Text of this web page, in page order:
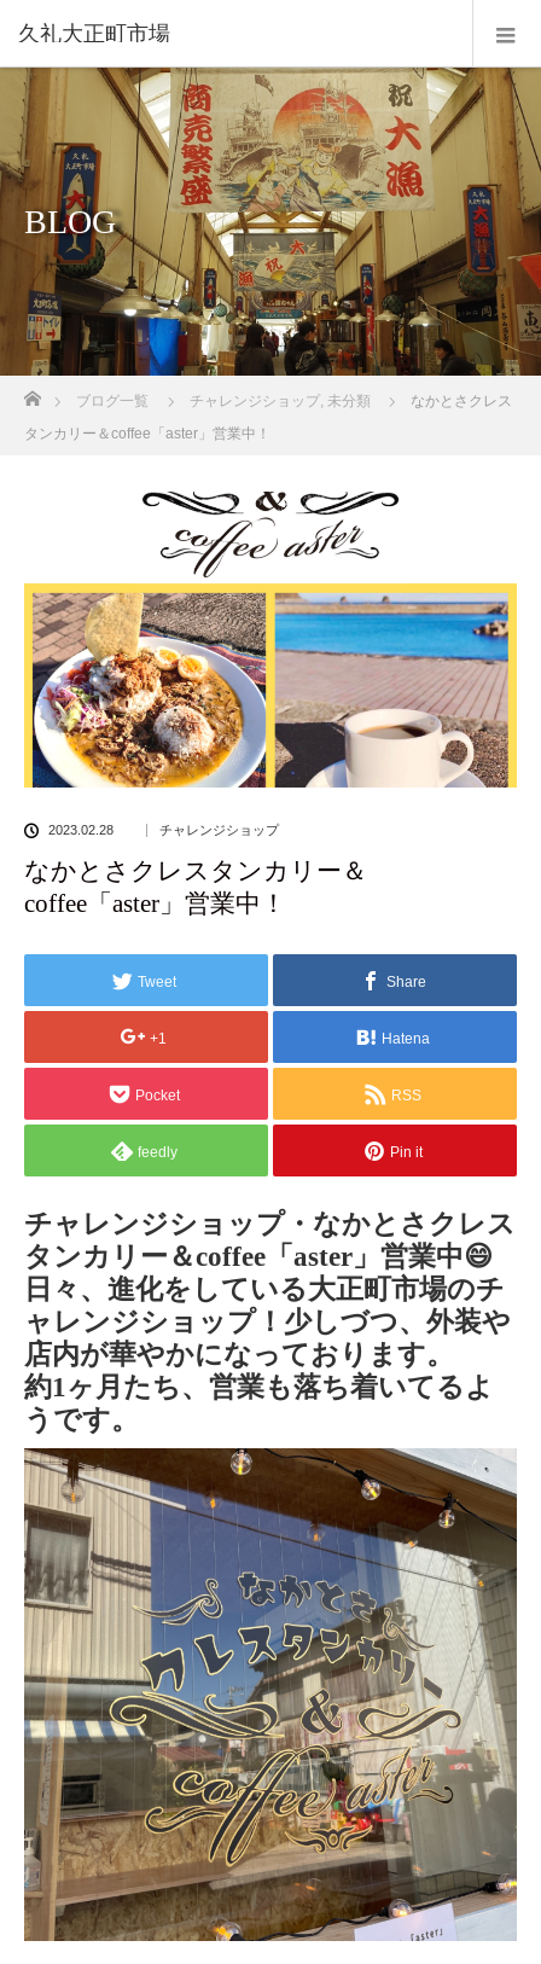
久礼大正町市場
BLOG
ブログ一覧 チャレンジショップ, 未分類
なかとさクレス
タンカリー＆coffee「aster」営業中！
2023.02.28 チャレンジショップ
なかとさクレスタンカリー＆
coffee「aster」営業中！
Tweet Share
+1 Hatena
Pocket RSS
feedly Pin it
チャレンジショップ・なかとさクレス
タンカリー＆coffee「aster」営業中😄
日々、進化をしている大正町市場のチ
ャレンジショップ！少しづつ、外装や
店内が華やかになっております。
約1ヶ月たち、営業も落ち着いてるよ
うです。